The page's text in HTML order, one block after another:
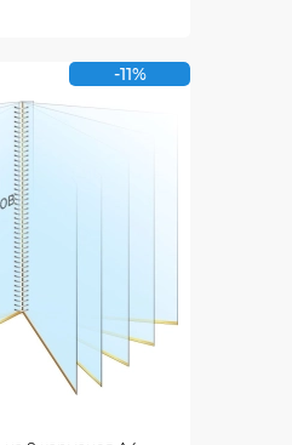
-11%